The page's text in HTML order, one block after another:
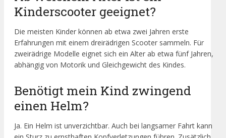
Kinderscooter geeignet?
Die meisten Kinder können ab etwa zwei Jahren erste
Erfahrungen mit einem dreirädrigen Scooter sammeln. Für
zweirädrige Modelle eignet sich ein Alter ab etwa fünf Jahren,
abhängig von Motorik und Gleichgewicht des Kindes.
Benötigt mein Kind zwingend
einen Helm?
Ja. Ein Helm ist unverzichtbar. Auch bei langsamer Fahrt kann